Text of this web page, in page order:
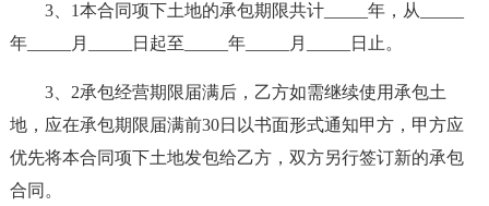
3、1本合同项下土地的承包期限共计_____年，从_____
年_____月_____日起至_____年_____月_____日止。
3、2承包经营期限届满后，乙方如需继续使用承包土
地，应在承包期限届满前30日以书面形式通知甲方，甲方应
优先将本合同项下土地发包给乙方，双方另行签订新的承包
合同。